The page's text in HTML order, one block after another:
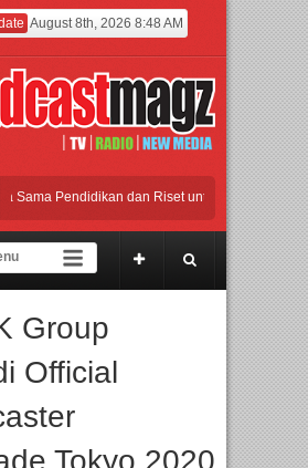
August 8th, 2026 8:48 AM
Pendidikan dan Riset untuk Cetak Talenta
Bayi dari Seluruh Dunia, IBTE 2026 Siap
Pendidikan dan Riset untuk Cetak Talenta
Group
Official
Tokyo 2020